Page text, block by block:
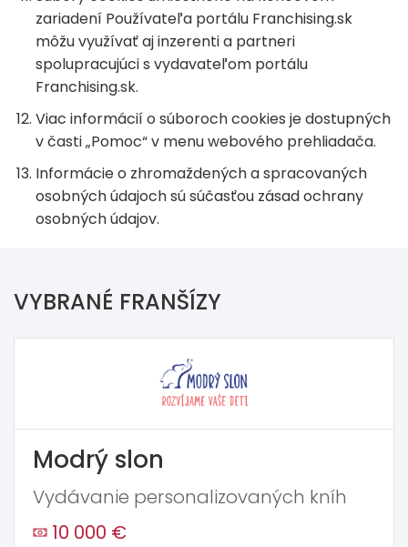
zariadení Používateľa portálu Franchising.sk
môžu využívať aj inzerenti a partneri
spolupracujúci s vydavateľom portálu
Franchising.sk.
Viac informácií o súboroch cookies je dostupných
v časti „Pomoc“ v menu webového prehliadača.
Informácie o zhromaždených a spracovaných
osobných údajoch sú súčasťou zásad ochrany
osobných údajov.
VYBRANÉ FRANŠÍZY
Modrý slon
Vydávanie personalizovaných kníh
10 000 €